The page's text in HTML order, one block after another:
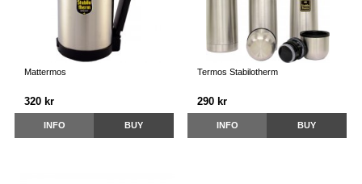
Mattermos
320 kr
INFO BUY
Termos Stabilotherm
290 kr
INFO BUY